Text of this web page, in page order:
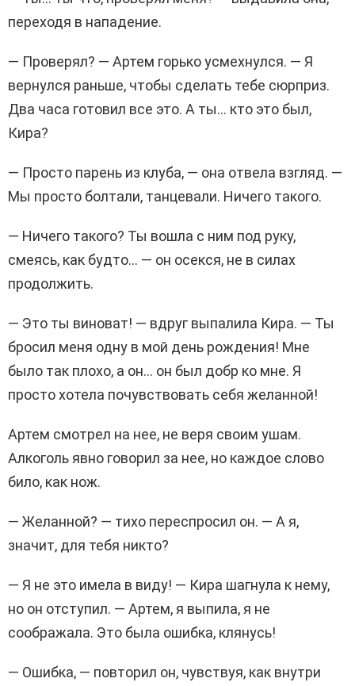
переходя в нападение.
— Проверял? — Артем горько усмехнулся. — Я
вернулся раньше, чтобы сделать тебе сюрприз.
Два часа готовил все это. А ты… кто это был,
Кира?
— Просто парень из клуба, — она отвела взгляд. —
Мы просто болтали, танцевали. Ничего такого.
— Ничего такого? Ты вошла с ним под руку,
смеясь, как будто… — он осекся, не в силах
продолжить.
— Это ты виноват! — вдруг выпалила Кира. — Ты
бросил меня одну в мой день рождения! Мне
было так плохо, а он… он был добр ко мне. Я
просто хотела почувствовать себя желанной!
Артем смотрел на нее, не веря своим ушам.
Алкоголь явно говорил за нее, но каждое слово
било, как нож.
— Желанной? — тихо переспросил он. — А я,
значит, для тебя никто?
— Я не это имела в виду! — Кира шагнула к нему,
но он отступил. — Артем, я выпила, я не
соображала. Это была ошибка, клянусь!
— Ошибка, — повторил он, чувствуя, как внутри